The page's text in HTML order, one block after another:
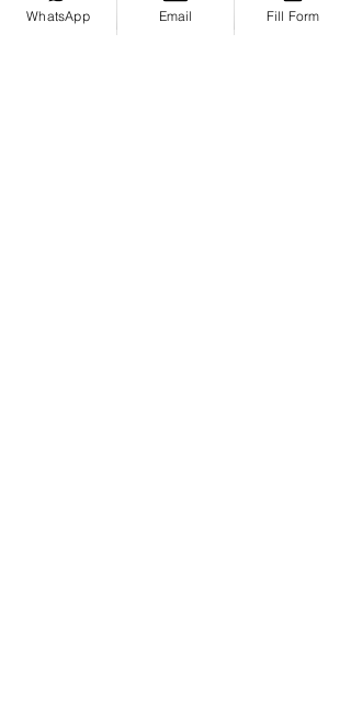
WhatsApp Email Fill Form